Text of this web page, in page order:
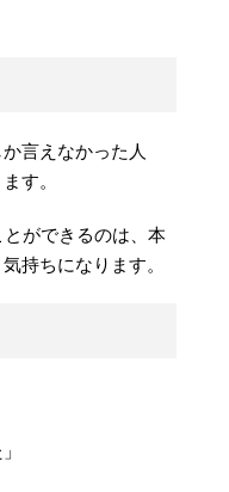
言えなかった人
す。
とができるのは、本
持ちになります。